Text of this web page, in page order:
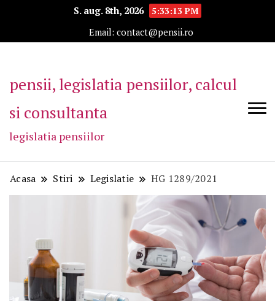
S. aug. 8th, 2026
5:33:14 PM
Email: contact@pensii.ro
pensii, legislatia pensiilor, calcul
si consultanta
legislatia pensiilor
Acasa Stiri Legislatie HG 1289/2021